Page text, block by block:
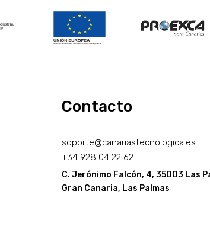
Contacto
soporte@canariastecnologica.es
+34 928 04 22 62
C. Jerónimo Falcón, 4, 35003 Las
Gran Canaria, Las Palmas